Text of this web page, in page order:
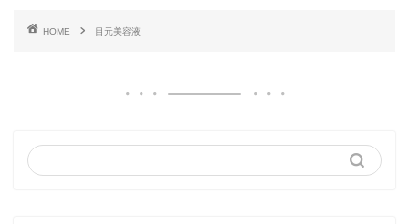
HOME 目元美容液